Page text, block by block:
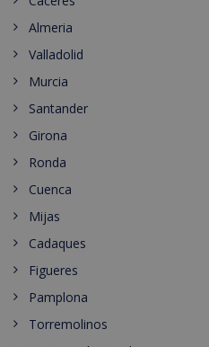
Almeria
Valladolid
Murcia
Santander
Girona
Ronda
Cuenca
Mijas
Cadaques
Figueres
Pamplona
Torremolinos